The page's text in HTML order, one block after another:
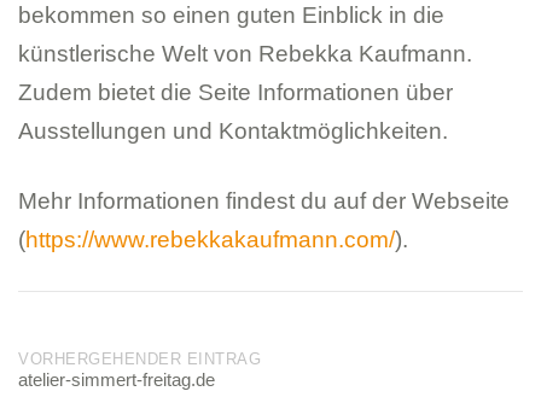
bekommen so einen guten Einblick in die
künstlerische Welt von Rebekka Kaufmann.
Zudem bietet die Seite Informationen über
Ausstellungen und Kontaktmöglichkeiten.
Mehr Informationen findest du auf der Webseite
(https://www.rebekkakaufmann.com/).
Post
VORHERGEHENDER EINTRAG
atelier-simmert-freitag.de